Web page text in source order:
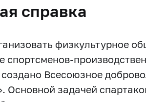
справка
физкультурное
спортсменов-
Всесоюзное
Основной задачей